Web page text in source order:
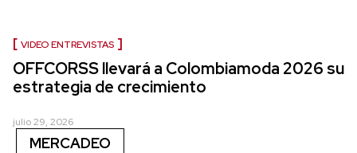
VIDEO ENTREVISTAS
OFFCORSS llevará a Colombiamoda 2026 su
estrategia de crecimiento
julio 29, 2026
MERCADEO